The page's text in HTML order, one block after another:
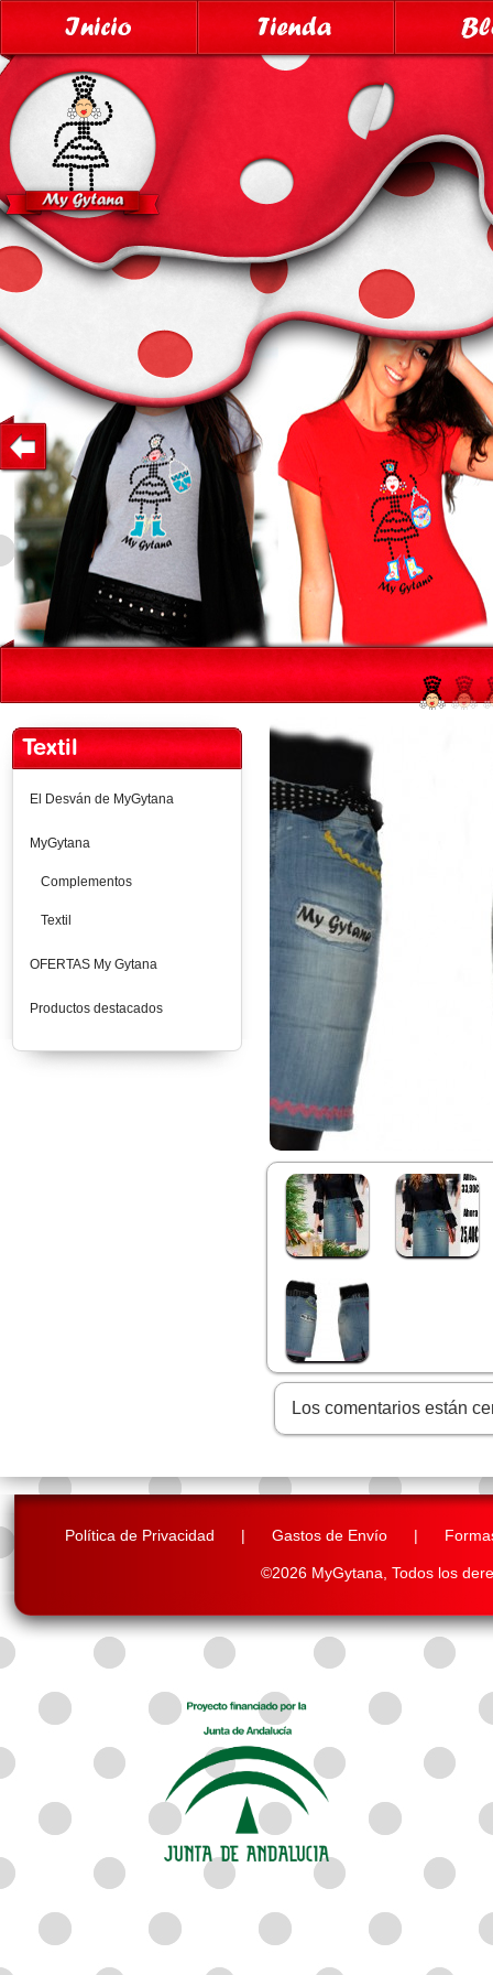
Textil
El Desván de MyGytana
MyGytana
Complementos
Textil
OFERTAS My Gytana
Productos destacados
Los comentarios están
Política de Privacidad | Gastos de Envío |
©2026 MyGytana, Todos los